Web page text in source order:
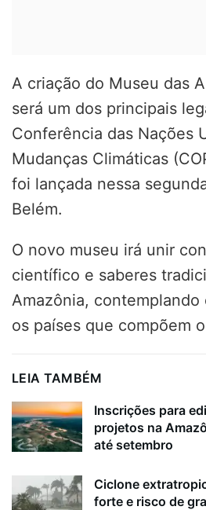
A criação do Museu das
será um dos principais
Conferência das Nações
Mudanças Climáticas
foi lançada nessa
Belém.
O novo museu irá unir
científico e saberes
Amazônia,
os países que compõem
LEIA TAMBÉM
Inscrições para
projetos na
até setembro
Ciclone
forte e risco de